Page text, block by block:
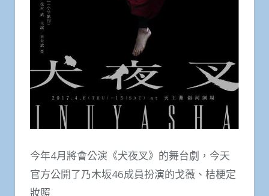
今年4月將會公演《犬夜叉》的舞台劇，今天
官方公開了乃木坂46成員扮演的戈薇、桔梗定
妝照